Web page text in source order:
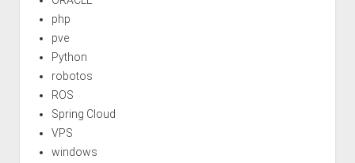
php
pve
Python
robotos
ROS
Spring Cloud
VPS
windows